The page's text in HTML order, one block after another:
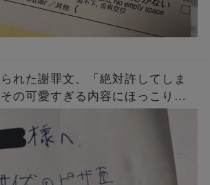
れた謝罪文、「絶対許してしま
の可愛すぎる内容にほっこり…